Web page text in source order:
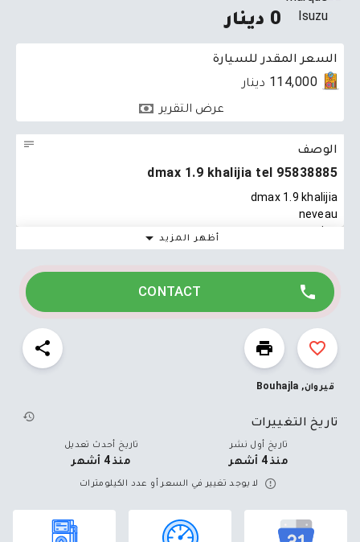
0 دينار
السعر المقدر للسيارة
114,000 دينار
عرض التقرير
الوصف
dmax 1.9 khalijia tel 95838885
dmax 1.9 khalijia
neveau
tts option
tel 95838885
أظهر المزيد
CONTACT
قيروان, Bouhajla
تاريخ التغييرات
تاريخ أول نشر
منذ 4 أشهر
تاريخ أحدث تعديل
منذ 4 أشهر
لا يوجد تغيير في السعر أو عدد الكيلومترات